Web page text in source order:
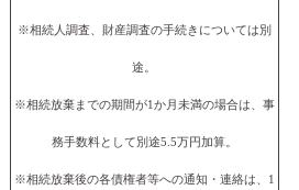
※相続人調査、財産調査の手続きについては別
途。
※相続放棄までの期間が1か月未満の場合は、事
務手数料として別途5.5万円加算。
※相続放棄後の各債権者等への通知・連絡は、1